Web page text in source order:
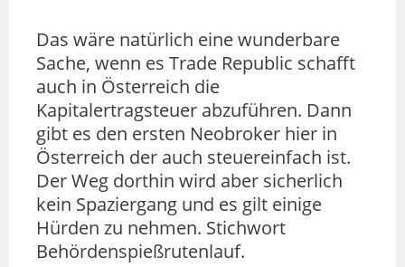
Das wäre natürlich eine wunderbare
Sache, wenn es Trade Republic schafft
auch in Österreich die
Kapitalertragsteuer abzuführen. Dann
gibt es den ersten Neobroker hier in
Österreich der auch steuereinfach ist.
Der Weg dorthin wird aber sicherlich
kein Spaziergang und es gilt einige
Hürden zu nehmen. Stichwort
Behördenspießrutenlauf.